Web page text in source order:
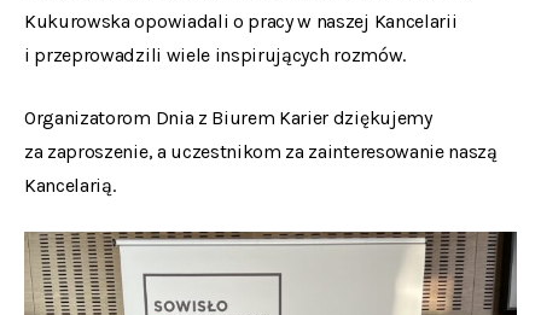
Kukurowska opowiadali o pracy w naszej Kancelarii
i przeprowadzili wiele inspirujących rozmów.
Organizatorom Dnia z Biurem Karier dziękujemy
za zaproszenie, a uczestnikom za zainteresowanie naszą
Kancelarią.